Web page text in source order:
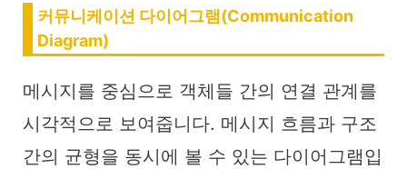
커뮤니케이션 다이어그램(Communication
Diagram)
메시지를 중심으로 객체들 간의 연결 관계를
시각적으로 보여줍니다. 메시지 흐름과 구조
간의 균형을 동시에 볼 수 있는 다이어그램입